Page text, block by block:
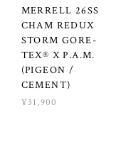
MERRELL 26SS
CHAM REDUX
STORM GORE-
TEX® X P.A.M.
(PIGEON /
CEMENT)
¥31,900